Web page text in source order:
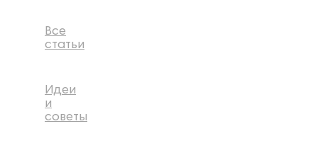
Все
статьи
Идеи
и
советы